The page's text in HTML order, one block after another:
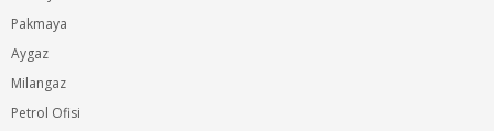
Pakmaya
Aygaz
Milangaz
Petrol Ofisi